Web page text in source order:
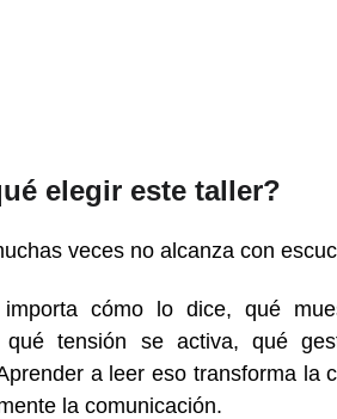
elegir este taller?
veces no alcanza con
importa cómo lo dice, qué
qué tensión se activa, qué
a leer eso transforma la
la comunicación.